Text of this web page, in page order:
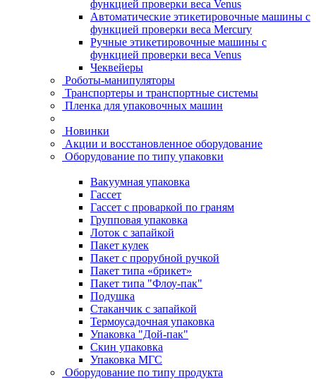
функцией проверки веса Venus
Автоматические этикетировочные машины с
функцией проверки веса Mercury
Ручные этикетировочные машины с
функцией проверки веса Venus
Чеквейеры
Роботы-манипуляторы
Транспортеры и транспортные системы
Пленка для упаковочных машин
Новинки
Акции и восстановленное оборудование
Оборудование по типу упаковки
Вакуумная упаковка
Гассет
Гассет с проваркой по граням
Групповая упаковка
Лоток с запайкой
Пакет кулек
Пакет с прорубной ручкой
Пакет типа «брикет»
Пакет типа "Флоу-пак"
Подушка
Стаканчик с запайкой
Термоусадочная упаковка
Упаковка "Дой-пак"
Скин упаковка
Упаковка МГС
Оборудование по типу продукта